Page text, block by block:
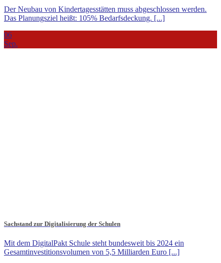
Der Neubau von Kindertagesstätten muss abgeschlossen werden.
Das Planungsziel heißt: 105% Bedarfsdeckung. [...]
06
Sep.
Sachstand zur Digitalisierung der Schulen
Mit dem DigitalPakt Schule steht bundesweit bis 2024 ein
Gesamtinvestitionsvolumen von 5,5 Milliarden Euro [...]